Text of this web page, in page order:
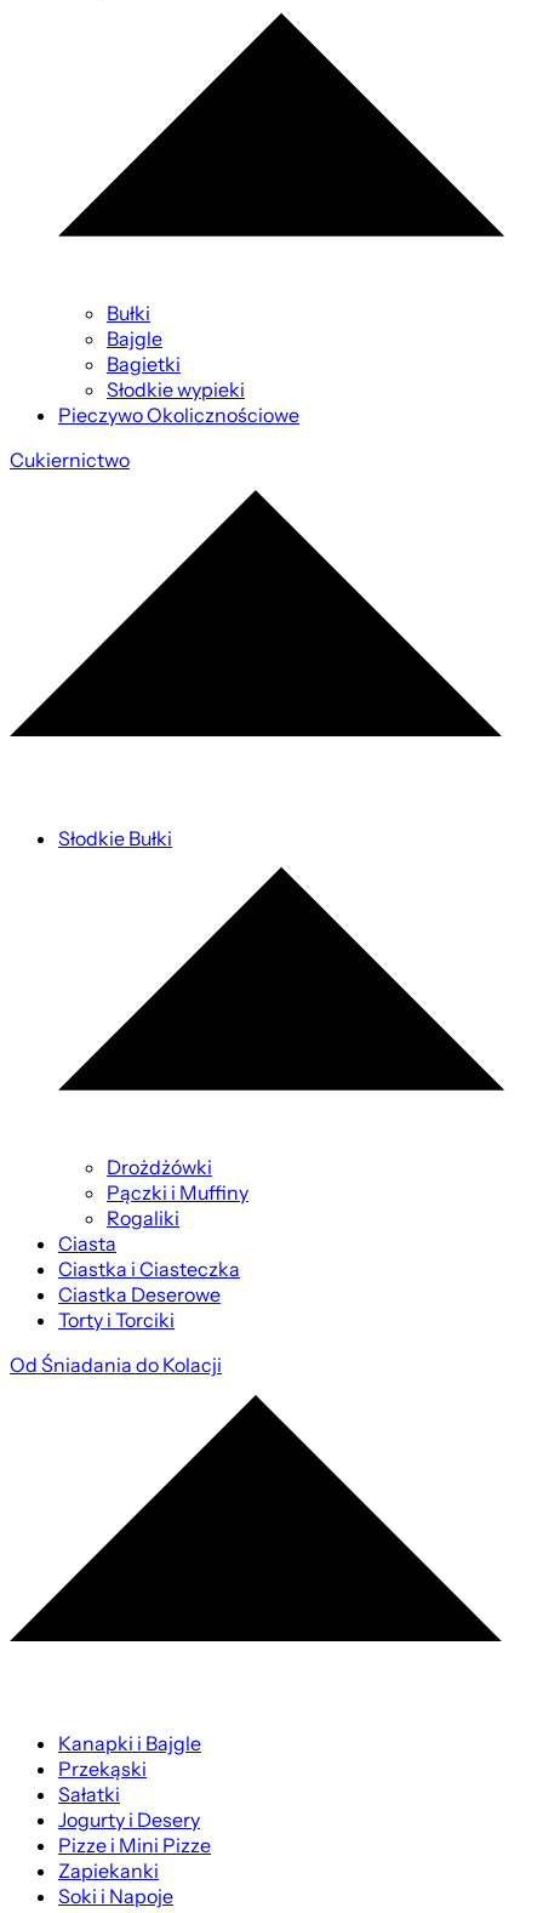
Bułki
Bajgle
Bagietki
Słodkie wypieki
Pieczywo Okolicznościowe
Cukiernictwo
Słodkie Bułki
Drożdżówki
Pączki i Muffiny
Rogaliki
Ciasta
Ciastka i Ciasteczka
Ciastka Deserowe
Torty i Torciki
Od Śniadania do Kolacji
Kanapki i Bajgle
Przekąski
Sałatki
Jogurty i Desery
Pizze i Mini Pizze
Zapiekanki
Soki i Napoje